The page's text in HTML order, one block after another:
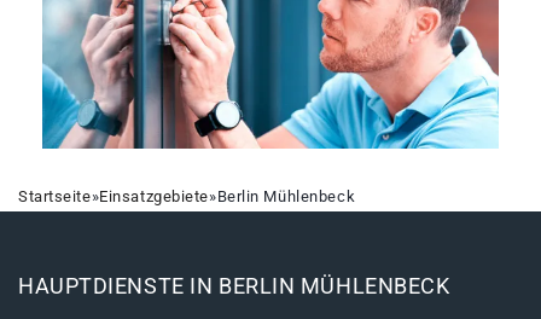
Startseite»Einsatzgebiete»Berlin Mühlenbeck
HAUPTDIENSTE IN BERLIN MÜHLENBECK